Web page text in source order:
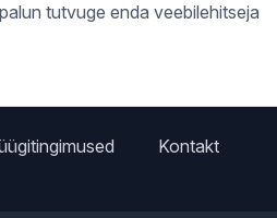
tutvuge enda veebilehitseja
Kontakt